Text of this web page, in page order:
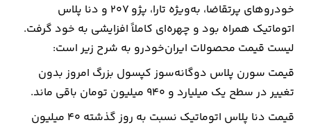
خودروهای پرتقاضا، به‌ویژه تارا، پژو ۲۰۷ و دنا پلاس
اتوماتیک همراه بود و چهره‌ای کاملاً افزایشی به خود گرفت.
لیست قیمت محصولات ایران‌خودرو به شرح زیر است:
قیمت سورن پلاس دوگانه‌سوز کپسول بزرگ امروز بدون
تغییر در سطح یک میلیارد و ۹۴۰ میلیون تومان باقی ماند.
قیمت دنا پلاس اتوماتیک نسبت به روز گذشته ۴۰ میلیون